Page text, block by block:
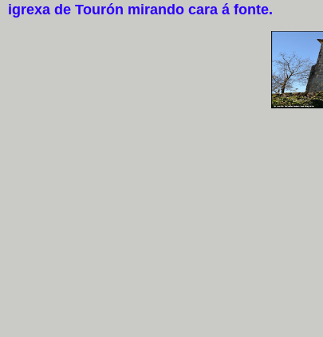
igrexa de Tourón mirando cara á fonte.